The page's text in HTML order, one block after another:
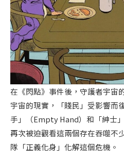
在《閃點》事件後，守護者宇宙
宇宙的現實，「賤民」受影響而
手」（Empty Hand）和「紳士
再次被迫觀看這兩個存在吞噬不
隊「正義化身」化解這個危機。